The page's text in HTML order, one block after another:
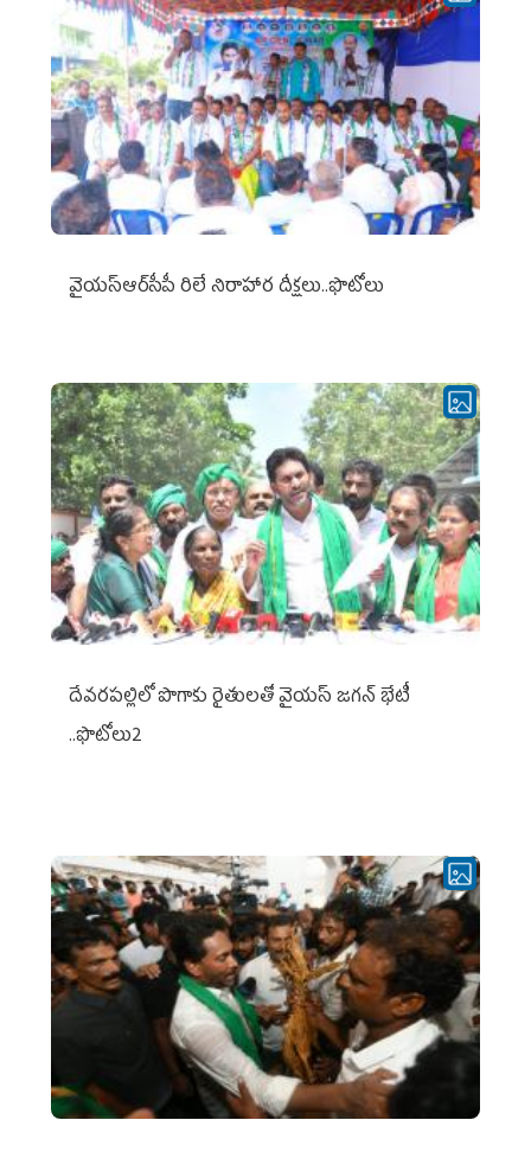
వైయ‌స్ఆర్‌సీపీ రిలే నిరాహార దీక్షలు..ఫొటోలు
దేవరపల్లిలో పొగాకు రైతులతో వైయస్ జగన్ భేటీ
..ఫొటోలు2